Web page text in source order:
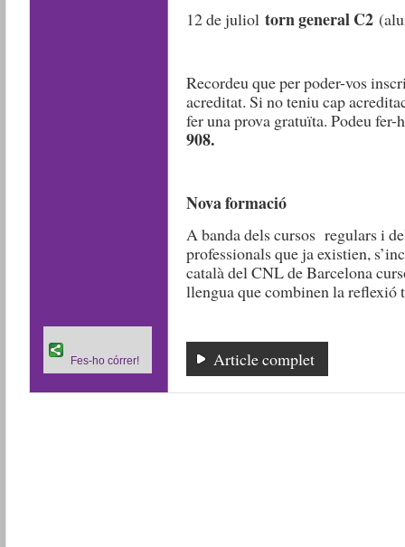
12 de juliol torn general C2
Recordeu que per poder-vos
acreditat. Si no teniu cap
fer una prova gratuïta. Podeu
908.
Nova formació
A banda dels cursos regulars i
professionals que ja existien,
català del CNL de Barcelona
llengua que combinen la reflexió
Article complet
Fes-ho córrer!